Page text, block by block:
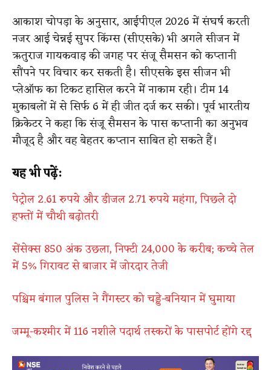
आकाश चोपड़ा के अनुसार, आईपीएल 2026 में संघर्ष करती
नजर आई चेन्नई सुपर किंग्स (सीएसके) भी अगले सीजन में
ऋतुराज गायकवाड़ की जगह पर संजू सैमसन को कप्तानी
सौंपने पर विचार कर सकती है। सीएसके इस सीजन भी
प्लेऑफ का टिकट हासिल करने में नाकाम रही। टीम 14
मुकाबलों में से सिर्फ 6 में ही जीत दर्ज कर सकी। पूर्व भारतीय
क्रिकेटर ने कहा कि संजू सैमसन के पास कप्तानी का अनुभव
मौजूद है और वह बेहतर कप्तान साबित हो सकते हैं।
यह भी पढ़ें:
पेट्रोल 2.61 रुपये और डीजल 2.71 रुपये महंगा, पिछले दो
हफ्तों में चौथी बढ़ोतरी
सेंसेक्स 850 अंक उछला, निफ्टी 24,000 के करीब; कच्चे तेल
में 5% गिरावट से बाजार में जोरदार तेजी
पश्चिम बंगाल पुलिस ने गैंगस्टर को चड्डे-बनियान में घुमाया
जम्मू-कश्मीर में 116 नशीले पदार्थ तस्करों के पासपोर्ट होंगे रद्द